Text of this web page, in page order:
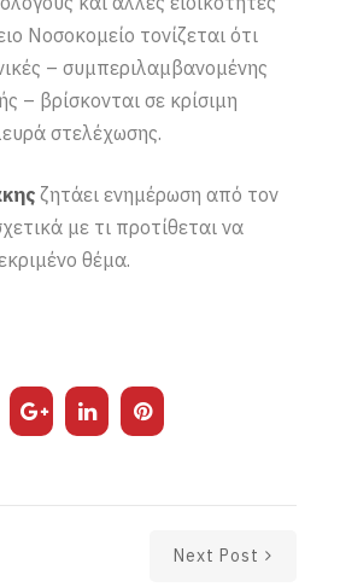
Νοσοκομείο τονίζεται ότι
– συμπεριλαμβανομένης
– βρίσκονται σε κρίσιμη
στελέχωσης.
ζητάει ενημέρωση από τον
με τι προτίθεται να
θέμα.
Next Post